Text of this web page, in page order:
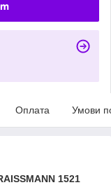
Оплата Умови
1521